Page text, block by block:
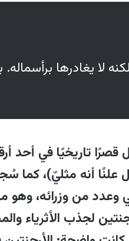
ينتقل هو
إيرادات ضخمة من
شركات دفاعية
بالضرائب، حيث
أصحاب الثروات الضخمة بفرض
هو جزء من
هوية ثابتة، بل
لا يغادرها
تاريخيًا في أحد
أنه مثليّ)، كما
وعدد من وزرائه،
لجذب الأثرياء